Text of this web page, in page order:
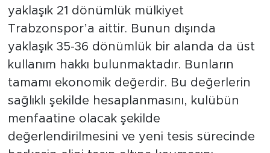
yaklaşık 21 dönümlük mülkiyet
Trabzonspor’a aittir. Bunun dışında
yaklaşık 35-36 dönümlük bir alanda da üst
kullanım hakkı bulunmaktadır. Bunların
tamamı ekonomik değerdir. Bu değerlerin
sağlıklı şekilde hesaplanmasını, kulübün
menfaatine olacak şekilde
değerlendirilmesini ve yeni tesis sürecinde